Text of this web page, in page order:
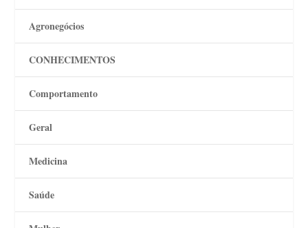
Agronegócios
CONHECIMENTOS
Comportamento
Geral
Medicina
Saúde